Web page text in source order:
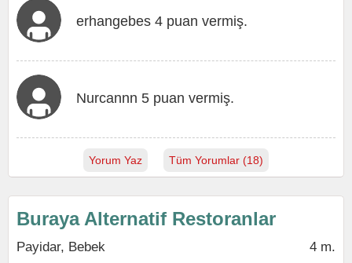
erhangebes 4 puan vermiş.
Nurcannn 5 puan vermiş.
Yorum Yaz Tüm Yorumlar (18)
Buraya Alternatif Restoranlar
Payidar, Bebek 4 m.